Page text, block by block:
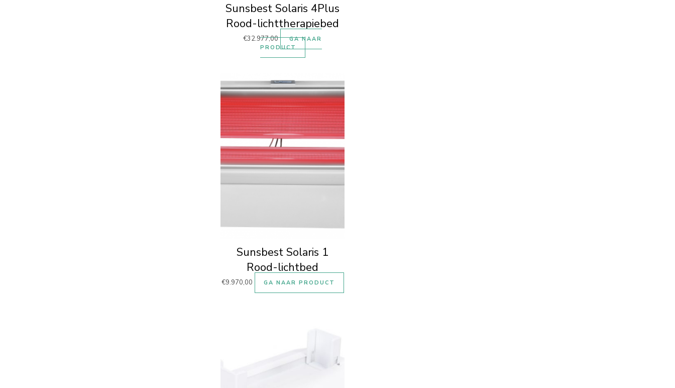
Sunsbest Solaris 4Plus
Rood-lichttherapiebed
€32.977,00
GA NAAR
PRODUCT
Sunsbest Solaris 1
Rood-lichtbed
€9.970,00 GA NAAR PRODUCT